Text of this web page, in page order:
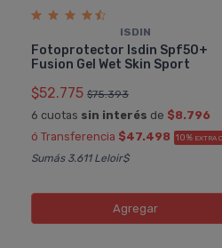
ISDIN
Fotoprotector Isdin Spf50+
Fusion Gel Wet Skin Sport
$52.775 $75.393
6 cuotas sin interés de $8.796
ó Transferencia $47.498 10% EXTRA
Sumás 3.611 Leloir$
Agregar